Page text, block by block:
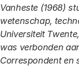
Vanheste (1968)
wetenschap,
Universiteit
was verbonden
Correspondent en